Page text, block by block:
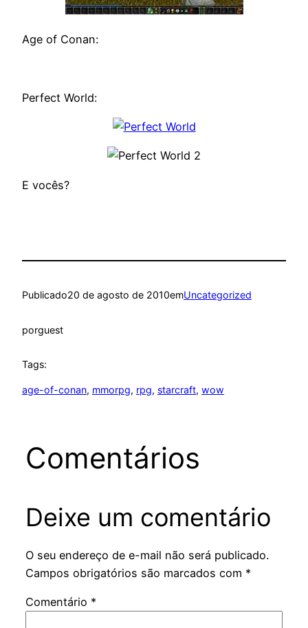
Age of Conan:
Perfect World:
E vocês?
Publicado20 de agosto de 2010emUncategorized
porguest
Tags:
age-of-conan, mmorpg, rpg, starcraft, wow
Comentários
Deixe um comentário
O seu endereço de e-mail não será publicado.
Campos obrigatórios são marcados com *
Comentário *